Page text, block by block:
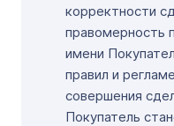
корректности
правомерность
имени
правил и
совершения
Покупатель